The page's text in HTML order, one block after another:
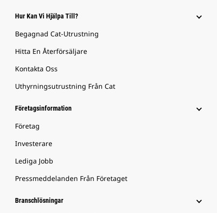
Hur Kan Vi Hjälpa Till?
Begagnad Cat-Utrustning
Hitta En Återförsäljare
Kontakta Oss
Uthyrningsutrustning Från Cat
Företagsinformation
Företag
Investerare
Lediga Jobb
Pressmeddelanden Från Företaget
Branschlösningar